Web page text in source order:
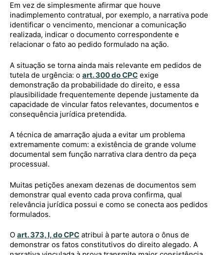
Em vez de simplesmente afirmar que houve
inadimplemento contratual, por exemplo, a narrativa pode
identificar o vencimento, mencionar a comunicação
realizada, indicar o documento correspondente e
relacionar o fato ao pedido formulado na ação.
A situação se torna ainda mais relevante em pedidos de
tutela de urgência: o art. 300 do CPC exige
demonstração da probabilidade do direito, e essa
plausibilidade frequentemente depende justamente da
capacidade de vincular fatos relevantes, documentos e
consequência jurídica pretendida.
A técnica de amarração ajuda a evitar um problema
extremamente comum: a existência de grande volume
documental sem função narrativa clara dentro da peça
processual.
Muitas petições anexam dezenas de documentos sem
demonstrar qual evento cada prova confirma, qual
relevância jurídica possui e como se conecta aos pedidos
formulados.
O art. 373, I, do CPC atribui à parte autora o ônus de
demonstrar os fatos constitutivos do direito alegado. A